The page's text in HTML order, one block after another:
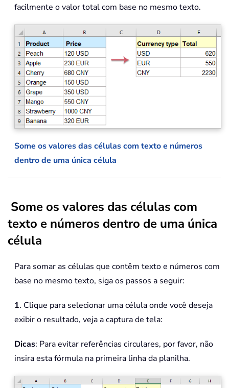
facilmente o valor total com base no mesmo texto.
Some os valores das células com texto e números
dentro de uma única célula
Some os valores das células com
texto e números dentro de uma única
célula
Para somar as células que contêm texto e números com
base no mesmo texto, siga os passos a seguir:
1. Clique para selecionar uma célula onde você deseja
exibir o resultado, veja a captura de tela:
Dicas: Para evitar referências circulares, por favor, não
insira esta fórmula na primeira linha da planilha.